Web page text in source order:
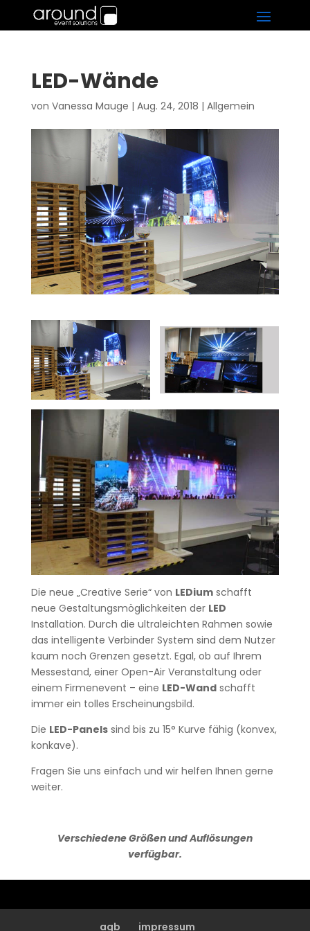
LED-Wände
von Vanessa Mauge | Aug. 24, 2018 | Allgemein
Die neue „Creative Serie“ von LEDiumschafft
neue Gestaltungsmöglichkeiten der LED
Installation. Durch die ultraleichten Rahmen sowie
das intelligente Verbinder System sind dem Nutzer
kaum noch Grenzen gesetzt. Egal, ob auf Ihrem
Messestand, einer Open-Air Veranstaltung oder
einem Firmenevent – eine LED-Wandschafft
immer ein tolles Erscheinungsbild.
Die LED-Panelssind bis zu 15° Kurve fähig (konvex,
konkave).
Fragen Sie uns einfach und wir helfen Ihnen gerne
weiter.
Verschiedene Größen und Auflösungen
verfügbar.
agb impressum